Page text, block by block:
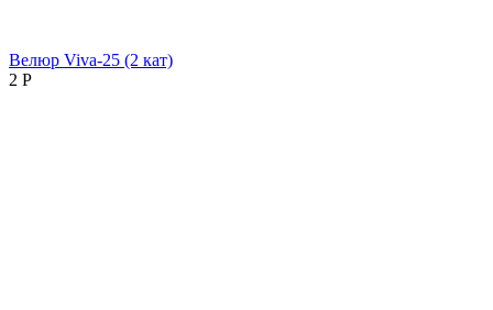
Велюр Viva-25 (2 кат)
2 Р